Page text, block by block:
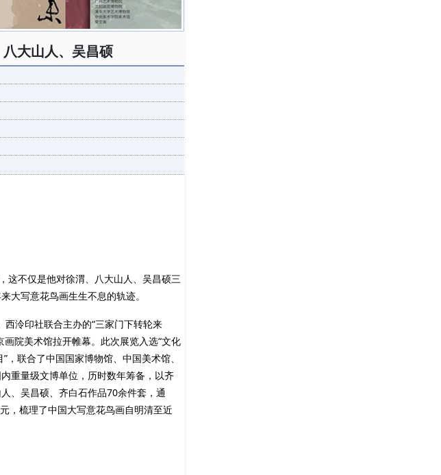
大山人、吴昌硕
这不仅是他对徐渭、八大山人、吴昌硕三
大写意花鸟画生生不息的轨迹。
泠印社联合主办的“三家门下转轮来
院美术馆拉开帷幕。此次展览入选“文化
联合了中国国家博物馆、中国美术馆、
重量级文博单位，历时数年筹备，以齐
、吴昌硕、齐白石作品70余件套，通
元，梳理了中国大写意花鸟画自明清至近